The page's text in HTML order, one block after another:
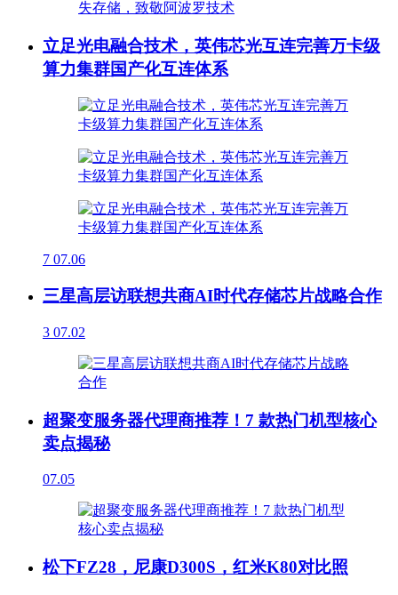
立足光电融合技术，英伟芯光互连完善万卡级
算力集群国产化互连体系
7 07.06
三星高层访联想共商AI时代存储芯片战略合作
3 07.02
超聚变服务器代理商推荐！7 款热门机型核心
卖点揭秘
07.05
松下FZ28，尼康D300S，红米K80对比照